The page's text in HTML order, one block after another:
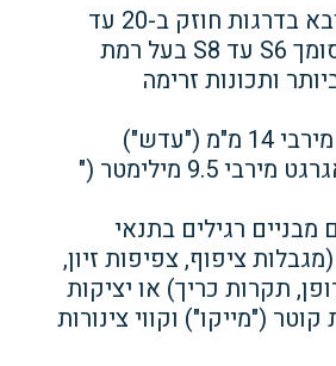
: בטון מובא בדרגות חוזק ב-20 עד
ב-50 ובדרגות סומך S6 עד S8 בעל רמת
ותכונות זרימה
("עדש")
סופר דחוס – אגרגט מירבי 9.5 מילימטר ("
מבניים רגילים בתנאי
ציפוף, צפיפות זיון,
תקרות כריך) או יציקות
("מייקו") וקווי צינורות